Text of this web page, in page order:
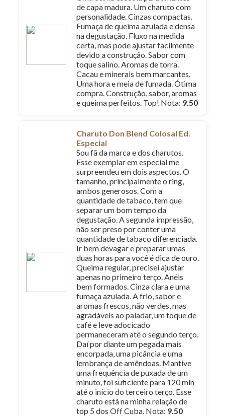
de capa madura. Um charuto com
personalidade. Cinzas compactas.
Fumaça de queima azulada e densa
na degustação. Fluxo na medida
certa, mas pode ajustar facilmente
devido a construção. Sabor com
toque salino. Aromas de torra.
Cacau e minerais bem marcantes.
Uma hora e meia de fumada. Ótima
compra. Construção, sabor, aromas
e queima perfeitos. Top! Nota: 9.50
Charuto Don Blend Colosal Ed.
Especial
Sou fã da marca e dos charutos.
Esse exemplar em especial me
surpreendeu em dois aspectos. O
tamanho, principalmente o ring,
ambos generosos. Com a
quantidade de tabaco, tem que
separar um bom tempo da
degustação. A segunda impressão,
não ser preso por conter uma
quantidade de tabaco diferenciada.
Ir bem devagar e preparar umas
duas horas para você é dica de ouro.
Queima regular, precisei ajustar
apenas no primeiro terço. Anéis
bem formados. Cinza clara e uma
fumaça azulada. A frio, sabor e
aromas frescos, não verdes, mas
agradáveis ao paladar, um toque de
café e leve adocicado
permaneceram até o segundo terço.
Daí por diante um pegada mais
encorpada, uma picância e uma
lembrança de amêndoas. Mantive
uma frequência de puxada de um
minuto, foi suficiente para 120 min
até o início do terceiro terço. Esse
charuto está na minha relação de
top 5 dos Off Cuba. Nota: 9.50